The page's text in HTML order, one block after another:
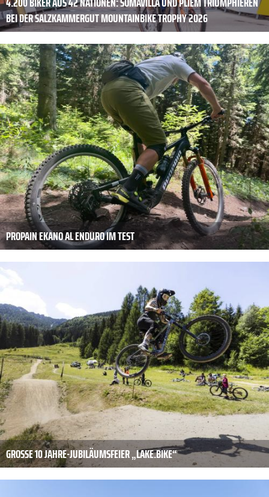
BEI DER SALZKAMMERGUT MOUNTAINBIKE TROPHY 2026
PROPAIN EKANO AL ENDURO IM TEST
GROSSE 10 JAHRE-JUBILÄUMSFEIER „LAKE.BIKE“